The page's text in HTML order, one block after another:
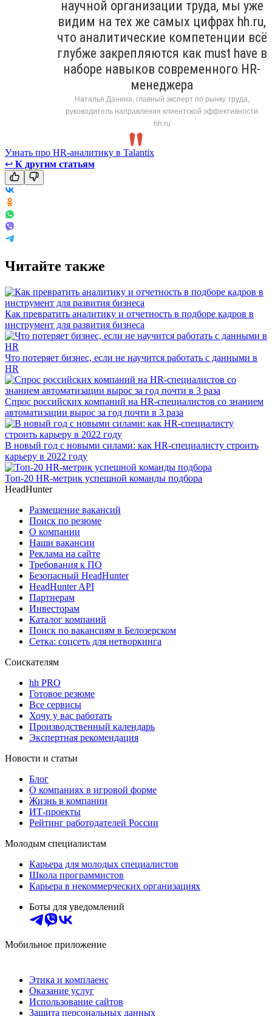
научной организации труда, мы уже
видим на тех же самых цифрах hh.ru,
что аналитические компетенции всё
глубже закрепляются как must have в
наборе навыков современного HR-
менеджера
Наталья Данина, главный эксперт по рынку труда,
руководитель направления клиентской эффективности
hh.ru
Узнать про HR-аналитику в Talantix
↩ К другим статьям
Читайте также
Как превратить аналитику и отчетность в подборе кадров в
инструмент для развития бизнеса
Что потеряет бизнес, если не научится работать с данными в
HR
Спрос российских компаний на HR-специалистов со знанием
автоматизации вырос за год почти в 3 раза
В новый год с новыми силами: как HR-специалисту строить
карьеру в 2022 году
Топ-20 HR-метрик успешной команды подбора
HeadHunter
Размещение вакансий
Поиск по резюме
О компании
Наши вакансии
Реклама на сайте
Требования к ПО
Безопасный HeadHunter
HeadHunter API
Партнерам
Инвесторам
Каталог компаний
Поиск по вакансиям в Белозерском
Сетка: соцсеть для нетворкинга
Соискателям
hh PRO
Готовое резюме
Все сервисы
Хочу у вас работать
Производственный календарь
Экспертная рекомендация
Новости и статьи
Блог
О компаниях в игровой форме
Жизнь в компании
ИТ-проекты
Рейтинг работодателей России
Молодым специалистам
Карьера для молодых специалистов
Школа программистов
Карьера в некоммерческих организациях
Боты для уведомлений
Мобильное приложение
Этика и комплаенс
Оказание услуг
Использование сайтов
Защита персональных данных